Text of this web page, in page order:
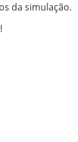
da simulação.
!